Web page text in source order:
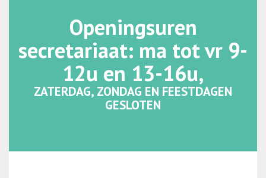
Openingsuren
secretariaat: ma tot vr 9-
12u en 13-16u,
ZATERDAG, ZONDAG EN FEESTDAGEN
GESLOTEN